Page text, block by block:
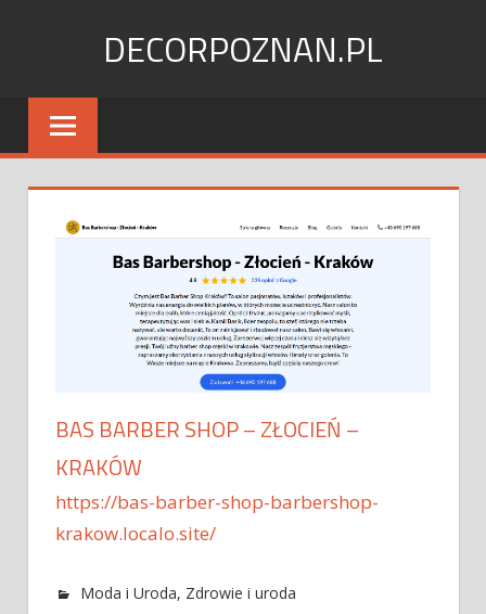
DECORPOZNAN.PL
BAS BARBER SHOP – ZŁOCIEŃ –
KRAKÓW
https://bas-barber-shop-barbershop-
krakow.localo.site/
Moda i Uroda, Zdrowie i uroda